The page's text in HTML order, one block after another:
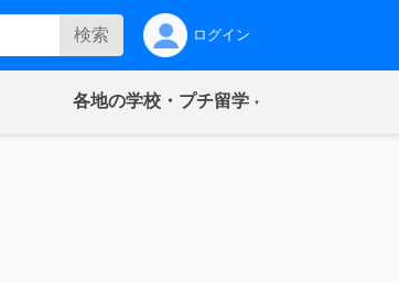
検索 ログイン
各地の学校・プチ留学(current)